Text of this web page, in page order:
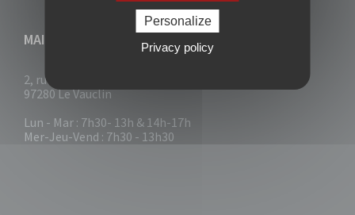
MAIRIE DU VAUCLIN
2, rue Collignon
97280 Le Vauclin
Lun - Mar : 7h30- 13h & 14h-17h
Mer-Jeu-Vend : 7h30 - 13h30
Personalize
Privacy policy